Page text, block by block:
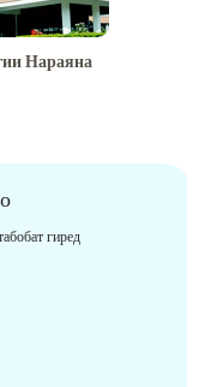
Нараяна
гиред